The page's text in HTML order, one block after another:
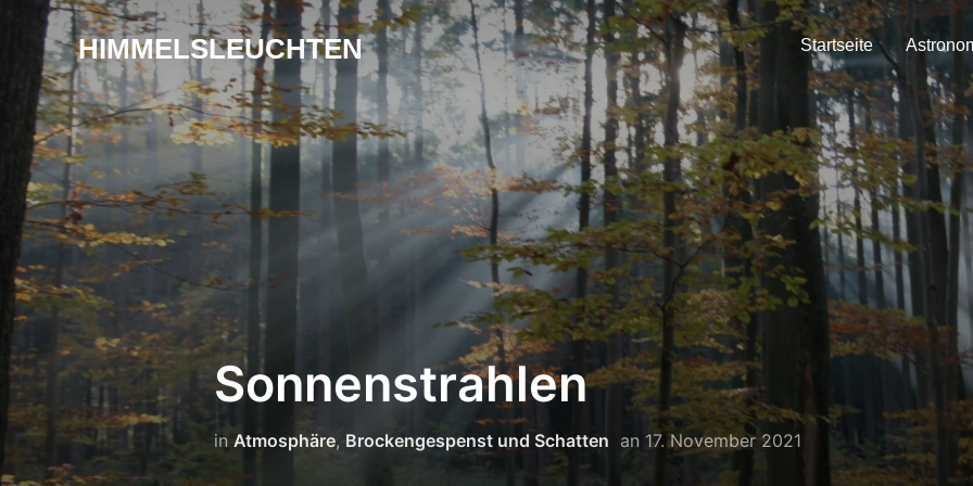
HIMMELSLEUCHTEN Startseite
Sonnenstrahlen
in Atmosphäre, Brockengespenst und Schatten an 17. November 2021